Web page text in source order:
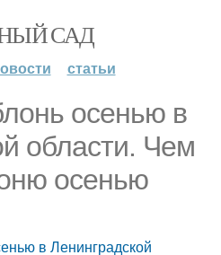
САД
статьи
осенью в
области. Чем
осенью
в Ленинградской